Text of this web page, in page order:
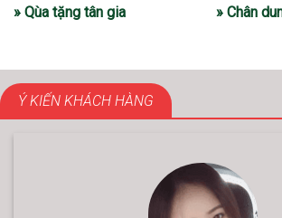
» Qùa tặng tân gia
» Chân
Ý KIẾN KHÁCH HÀNG